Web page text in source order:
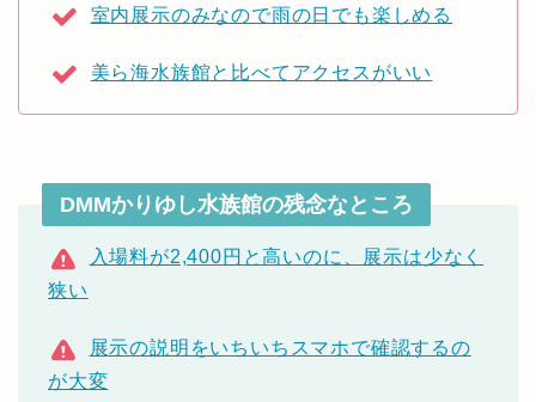
室内展示のみなので雨の日でも楽しめる
美ら海水族館と比べてアクセスがいい
DMMかりゆし水族館の残念なところ
入場料が2,400円と高いのに、展示は少なく
狭い
展示の説明をいちいちスマホで確認するの
が大変